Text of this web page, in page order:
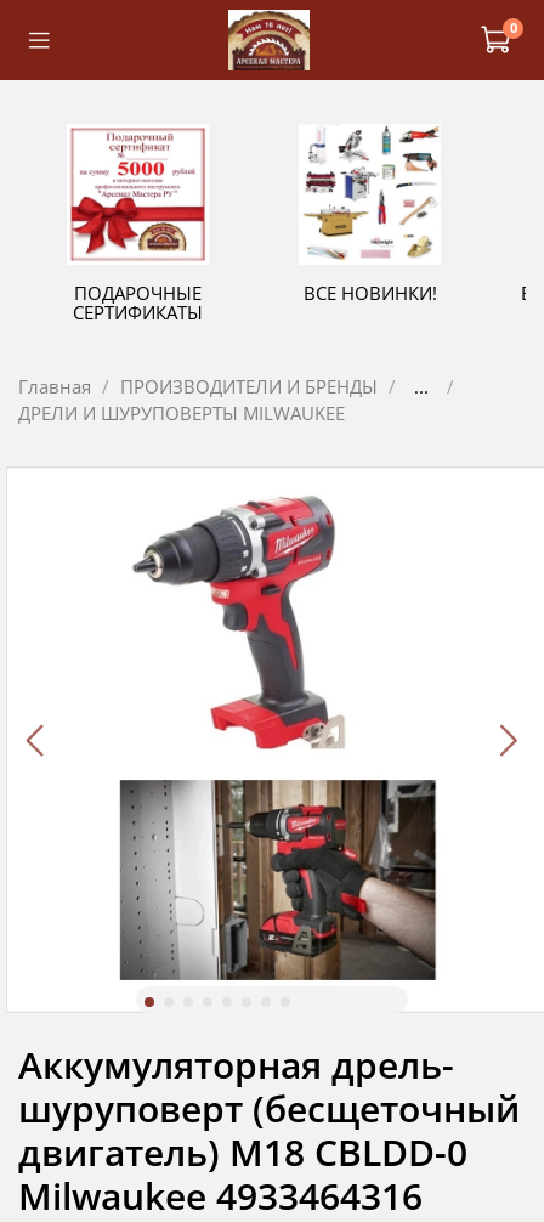
0
ПОДАРОЧНЫЕ
СЕРТИФИКАТЫ
ВСЕ НОВИНКИ!
Главная ПРОИЗВОДИТЕЛИ И БРЕНДЫ
...
ДРЕЛИ И ШУРУПОВЕРТЫ MILWAUKEE
Аккумуляторная дрель-
шуруповерт (бесщеточный
двигатель) M18 CBLDD-0
Milwaukee 4933464316